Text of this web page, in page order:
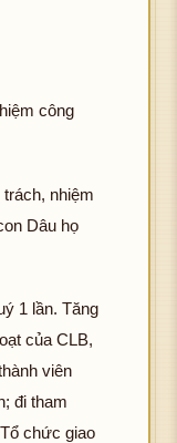
công
nhiệm
Dâu họ
1 lần. Tăng
của CLB,
viên
đi tham
chức giao